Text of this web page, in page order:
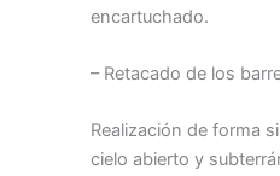
encartuchado.
– Retacado de los
Realización de forma
cielo abierto y